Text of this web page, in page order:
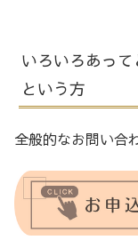
いろいろあっ
という方
全般的なお問い合